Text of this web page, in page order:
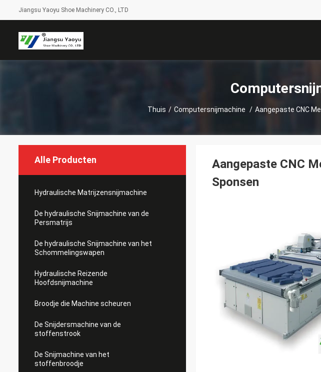
Jiangsu Yaoyu Shoe Machinery CO., LTD
Thuis / Computersnijmachine / Aangepaste CNC
Alle Producten
Hydraulische Matrijzensnijmachine
De hydraulische Snijmachine van de
Persmatrijs
De hydraulische Snijmachine van het
Schommelingswapen
Hydraulische Reizende
Hoofdsnijmachine
Broodje die Machine scheuren
De Snijdersmachine van de
stoffenstrook
De Snijmachine van het
stoffenbroodje
Aangepaste CNC
Sponsen